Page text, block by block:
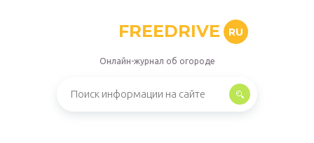
FREEDRIVE RU
Онлайн-журнал об огороде